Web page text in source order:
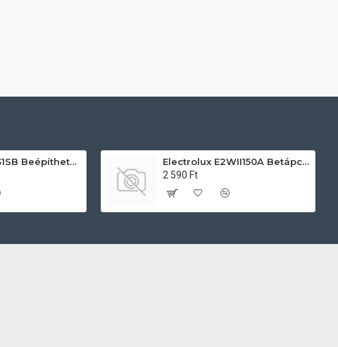
AEG TU5PB431SB Beépíthető villany sütő
Electrolux E2WII150A Betápcső mosógéphez és mosogatógéphez
2 590 Ft